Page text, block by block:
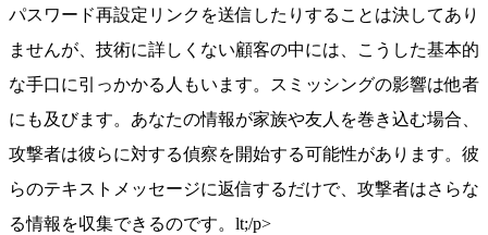
パスワード再設定リンクを送信したりすることは決してあり
ませんが、技術に詳しくない顧客の中には、こうした基本的
な手口に引っかかる人もいます。スミッシングの影響は他者
にも及びます。あなたの情報が家族や友人を巻き込む場合、
攻撃者は彼らに対する偵察を開始する可能性があります。彼
らのテキストメッセージに返信するだけで、攻撃者はさらな
る情報を収集できるのです。lt;/p>